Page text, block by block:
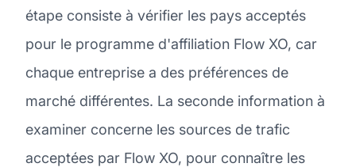
étape consiste à vérifier les pays acceptés
pour le programme d'affiliation Flow XO, car
chaque entreprise a des préférences de
marché différentes. La seconde information à
examiner concerne les sources de trafic
acceptées par Flow XO, pour connaître les